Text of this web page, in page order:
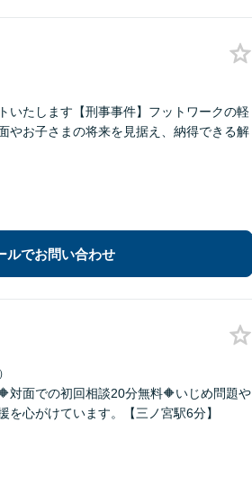
いたします【刑事事件】フットワークの軽
やお子さまの将来を見据え、納得できる解
ルでお問い合わせ
対面での初回相談20分無料🔶いじめ問題や
心がけています。【三ノ宮駅6分】